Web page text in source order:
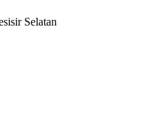
Selatan